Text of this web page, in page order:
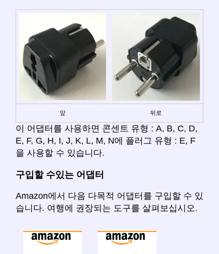
앞 뒤로
이 어댑터를 사용하면 콘센트 유형 : A, B, C, D,
E, F, G, H, I, J, K, L, M, N에 플러그 유형 : E, F
을 사용할 수 있습니다.
구입할 수있는 어댑터
Amazon에서 다음 다목적 어댑터를 구입할 수 있
습니다. 여행에 권장되는 도구를 살펴보십시오.